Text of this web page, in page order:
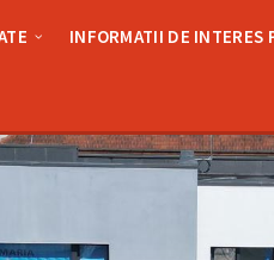
INFORMATII DE INTERES